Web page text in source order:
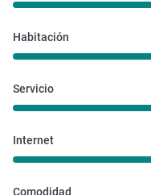
Habitación
Servicio
Internet
Comodidad